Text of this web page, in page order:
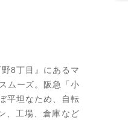
8丁目』にあるマ
ムーズ。阪急「小
平坦なため、自転
、工場、倉庫など